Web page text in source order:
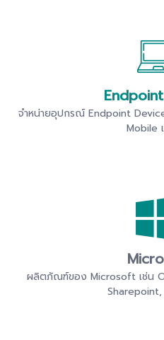
จำหน่ายอุปกรณ์ Endpoint
Mobile
ผลิตภัณฑ์ของ Microsoft เช่น